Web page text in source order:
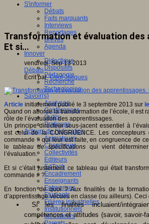
S'informer
Débats
Faits marquants
Interviews
Reportages
Brèves
Agenda
Innover
Didactique
Dispositifs
Pédagogie
Recherche
Technologies
Savoir(s)
Analyses
Conférences
Outils
Pratiques
Acteurs de l'éducation
Animateurs
Chercheurs
Collectivités
Editeurs
EdTech
Encadrement
Enseignants
Entreprises
Etudiants
Filières industrielles
Institutionnels
Médiateurs
Transformation et évaluation des
Et si…
vendredi, Sep 13 2013
Débats
Écrit parCool Jacques
Article initialement publié le 3 septembre 2013 sur
Quand on aborde la transformation de l’école, il est
rôle de l’évaluation des apprentissages.
Un principe directeur sous-jacent essentiel à
est celui de la CONGRUENCE. Les concepteurs
commande » qui leur est faite, en congruence de
le tableau de spécifications qui vient
l’évaluation.
Et si c’était justement ce tableau qui était
commande » ?
En fonction de quoi ? Aux finalités de la
d’apprentissage vécues en classe (ou ailleurs). Ceci
Si les finalités incluaient/
compétences et attitudes (savoir, savoir-